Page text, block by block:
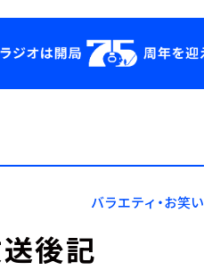
YouTube
会社情報
バラエティ・お笑い
後記